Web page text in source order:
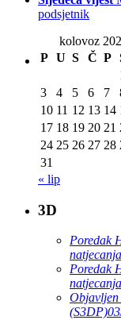
podsjetnik
kolovoz
P U S Č P
3
4 5 6 7
10 11 12 13 14
17 18 19 20 21
24 25 26 27 28
31
« lip
3D
Poredak
natjecanja
Poredak
natjecanja
(S3DP)